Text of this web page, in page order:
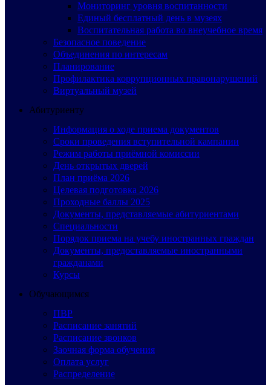
Мониторинг уровня воспитанности
Единый бесплатный день в музеях
Воспитательная работа во внеучебное время
Безопасное поведение
Объединения по интересам
Планирование
Профилактика коррупционных правонарушений
Виртуальный музей
Абитуриенту
Информация о ходе приема документов
Сроки проведения вступительной кампании
Режим работы приёмной комиссии
День открытых дверей
План приёма 2026
Целевая подготовка 2026
Проходные баллы 2025
Документы, представляемые абитуриентами
Специальности
Порядок приема на учебу иностранных граждан
Документы, предоставляемые иностранными
гражданами
Курсы
Обучающимся
ПВР
Расписание занятий
Расписание звонков
Заочная форма обучения
Оплата услуг
Распределение